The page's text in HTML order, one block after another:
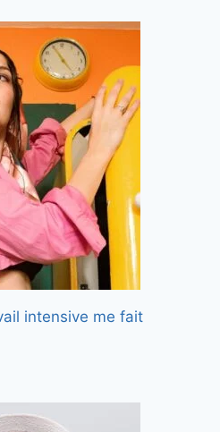
intensive me fait